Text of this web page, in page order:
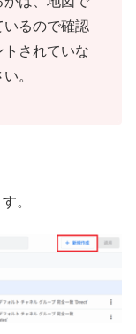
いるので確認
されていな
。
。